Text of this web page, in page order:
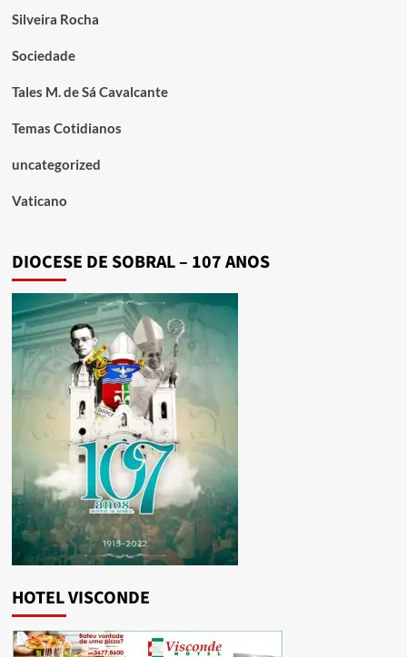
Silveira Rocha
Sociedade
Tales M. de Sá Cavalcante
Temas Cotidianos
uncategorized
Vaticano
DIOCESE DE SOBRAL – 107 ANOS
HOTEL VISCONDE